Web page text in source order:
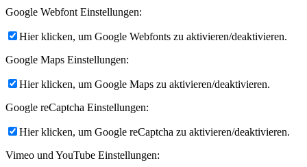
Google Webfont Einstellungen:
Hier klicken, um Google Webfonts zu aktivieren/deaktivieren.
Google Maps Einstellungen:
Hier klicken, um Google Maps zu aktivieren/deaktivieren.
Google reCaptcha Einstellungen:
Hier klicken, um Google reCaptcha zu aktivieren/deaktivieren.
Vimeo und YouTube Einstellungen: